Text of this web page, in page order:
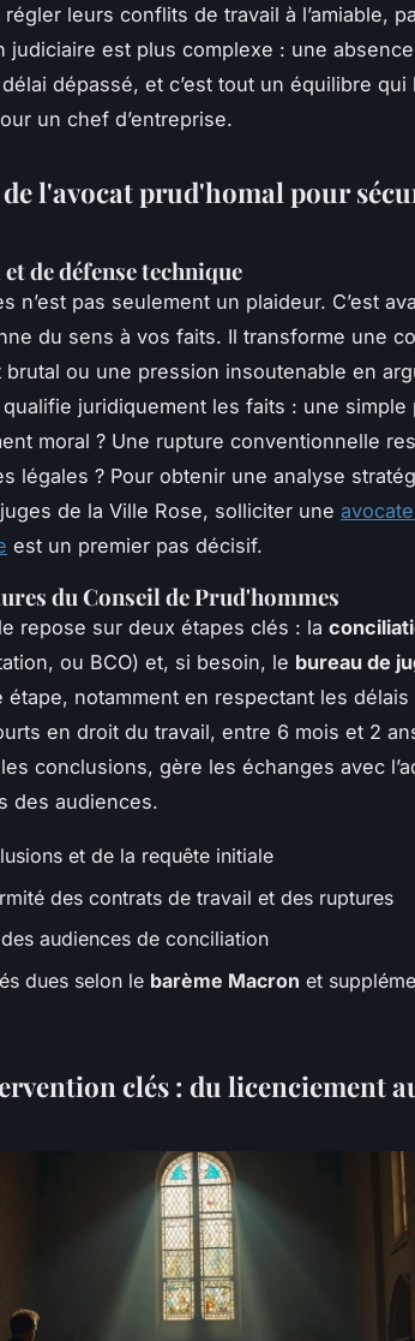
leurs conflits de travail à l’amiable,
judiciaire est plus complexe : une
dépassé, et c’est tout un équilibre
un chef d’entreprise.
l'avocat prud'homal pour
de défense technique
n’est pas seulement un plaideur. C’est
du sens à vos faits. Il transforme une
ou une pression insoutenable en
juridiquement les faits : une simple
moral ? Une rupture conventionnelle
légales ? Pour obtenir une analyse
de la Ville Rose, solliciter une
est un premier pas décisif.
du Conseil de Prud'hommes
repose sur deux étapes clés : la
ou BCO) et, si besoin, le bureau de
étape, notamment en respectant les délais
en droit du travail, entre 6 mois et 2
conclusions, gère les échanges avec
des audiences.
et de la requête initiale
des contrats de travail et des ruptures
audiences de conciliation
dues selon le barème Macron et
clés : du licenciement